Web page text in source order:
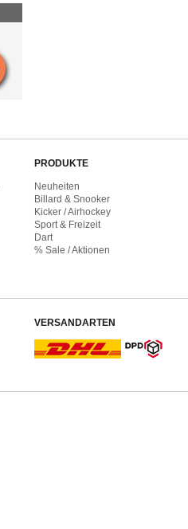
PRODUKTE
Neuheiten
Billard & Snooker
Kicker / Airhockey
Sport & Freizeit
Dart
% Sale / Aktionen
VERSANDARTEN